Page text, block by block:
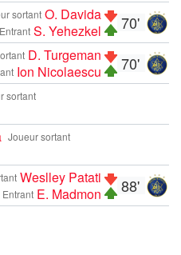
70'
sortant O. Davida
Entrant S. Yehezkel
70'
D. Turgeman
Ion Nicolaescu
sortant
Joueur sortant
88'
Weslley Patati
Entrant E. Madmon